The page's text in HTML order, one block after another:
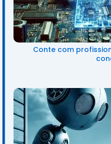
Conte com